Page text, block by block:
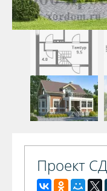
Проект